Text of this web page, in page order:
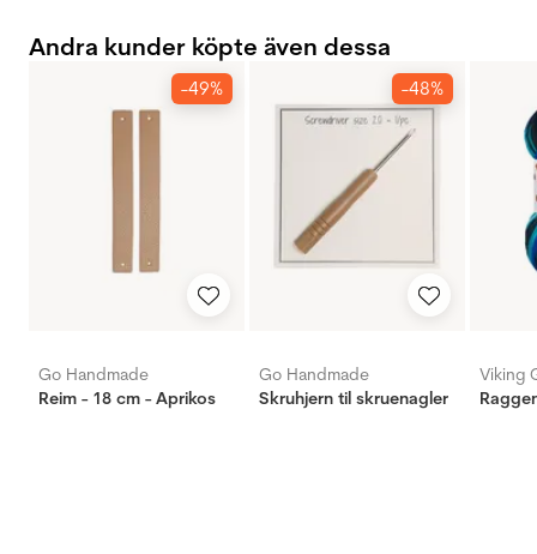
Andra kunder köpte även dessa
-49%
Go Handmade
Reim - 18 cm - Aprikos
-48%
Go Handmade
Skruhjern til skruenagler
Viking